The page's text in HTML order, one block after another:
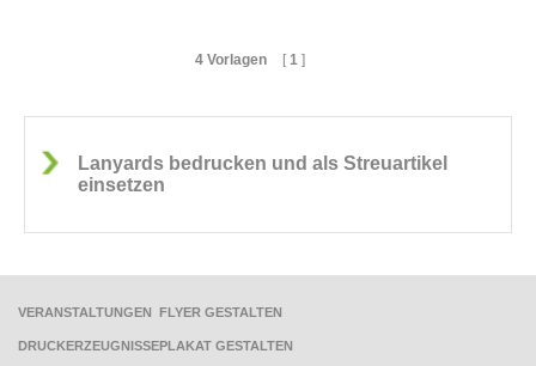
4 Vorlagen [ 1 ]
Lanyards bedrucken und als Streuartikel
einsetzen
VERANSTALTUNGEN
DRUCKERZEUGNISSE
FLYER GESTALTEN
PLAKAT GESTALTEN